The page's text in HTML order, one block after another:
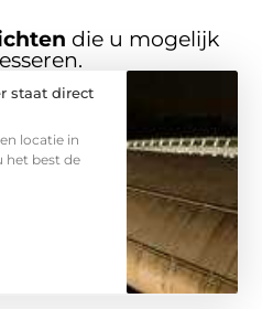
die u mogelijk
staat direct
locatie in
het best de